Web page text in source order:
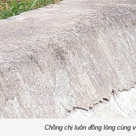
Chồng chị luôn đồng lòng cùng